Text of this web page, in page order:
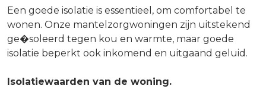
Een goede isolatie is essentieel, om comfortabel te
wonen. Onze mantelzorgwoningen zijn uitstekend
ge�soleerd tegen kou en warmte, maar goede
isolatie beperkt ook inkomend en uitgaand geluid.
Isolatiewaarden van de woning.